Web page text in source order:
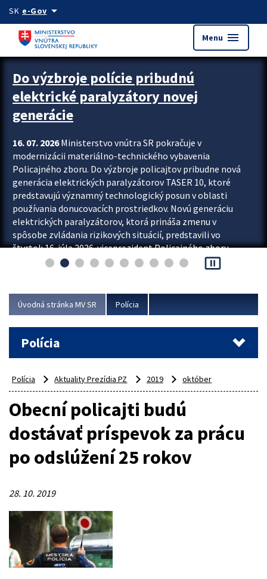
Preskocit na hlavný obsah
SK e-Govarrow_drop_down
Menu menu
Zastavit automatický posun upútavok
Do výzbroje polície pribudnú
elektrické paralyzátory novej
generácie
16. 07. 2026Ministerstvo vnútra SR pokračuje v
modernizácii materiálno-technického vybavenia
Policajného zboru. Do výzbroje policajtov pribudne nová
generácia elektrických paralyzátorov TASER 10, ktoré
predstavujú významný technologický posun v oblasti
používania donucovacích prostriedkov. Novú generáciu
elektrických paralyzátorov, ktorá prináša zmenu v
spôsobe zvládania rizikových situácií, predstavili vo
štvrtok 16. júla 2026 viceprezident Policajného zboru
Rastislav Polakovič a riaditeľ odboru výcviku...
pause_presentation
Úvodná stránka MV SR Polícia
Polícia
Polícia Aktuality Prezídia PZ 2019 október
Obecní policajti budú
dostávať príspevok za prácu
po odslúžení 25 rokov
28. 10. 2019